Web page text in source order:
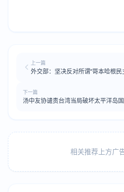
上一篇
外交部：坚决反对所谓“哥本哈根民
下一篇
汤中友协谴责台湾当局破坏太平洋岛
相关推荐上方广